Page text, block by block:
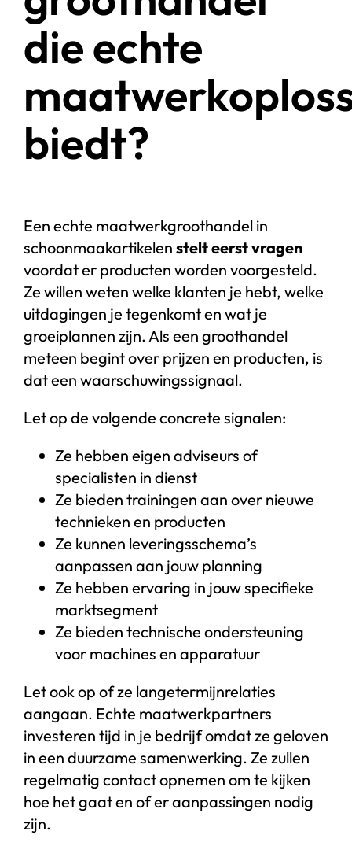
die echte
biedt?
Een echte maatwerkgroothandel in
schoonmaakartikelen stelt eerst vragen
voordat er producten worden voorgesteld.
Ze willen weten welke klanten je hebt, welke
uitdagingen je tegenkomt en wat je
groeiplannen zijn. Als een groothandel
meteen begint over prijzen en producten, is
dat een waarschuwingssignaal.
Let op de volgende concrete signalen:
Ze hebben eigen adviseurs of
specialisten in dienst
Ze bieden trainingen aan over nieuwe
technieken en producten
Ze kunnen leveringsschema’s
aanpassen aan jouw planning
Ze hebben ervaring in jouw specifieke
marktsegment
Ze bieden technische ondersteuning
voor machines en apparatuur
Let ook op of ze langetermijnrelaties
aangaan. Echte maatwerkpartners
investeren tijd in je bedrijf omdat ze geloven
in een duurzame samenwerking. Ze zullen
regelmatig contact opnemen om te kijken
hoe het gaat en of er aanpassingen nodig
zijn.